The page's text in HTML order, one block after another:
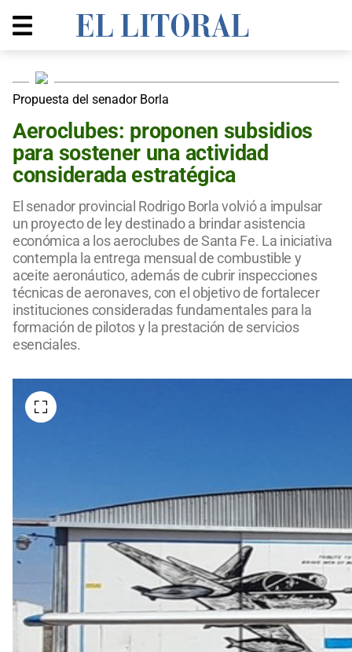
Propuesta del senador Borla
Aeroclubes: proponen subsidios
para sostener una actividad
considerada estratégica
El senador provincial Rodrigo Borla volvió a impulsar
un proyecto de ley destinado a brindar asistencia
económica a los aeroclubes de Santa Fe. La iniciativa
contempla la entrega mensual de combustible y
aceite aeronáutico, además de cubrir inspecciones
técnicas de aeronaves, con el objetivo de fortalecer
instituciones consideradas fundamentales para la
formación de pilotos y la prestación de servicios
esenciales.